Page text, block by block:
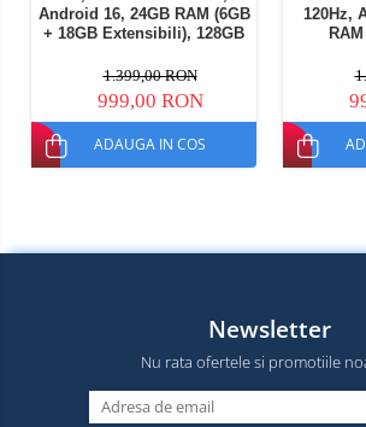
Android 16, 24GB RAM (6GB
+ 18GB Extensibili), 128GB
PC Mode 3.0, Functii AI,
Face ID, 8300mAh, 18W,
Dual SIM
1.399,00 RON
999,00 RON
ADAUGA IN COS
120Hz,
Unisoc
Mode
ID,
Newsletter
Nu rata ofertele si promotiile